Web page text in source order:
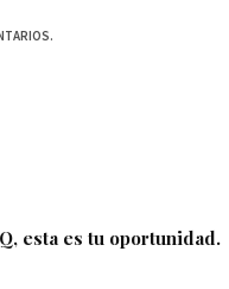
esta es tu oportunidad.